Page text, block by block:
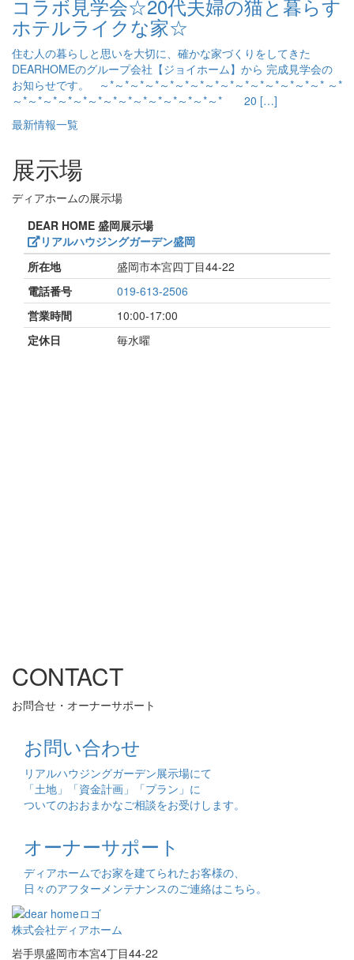
コラボ見学会☆20代夫婦の猫と暮らす
ホテルライクな家☆
住む人の暮らしと思いを大切に、確かな家づくりをしてきた
DEARHOMEのグループ会社【ジョイホーム】から 完成見学会の
お知らせです。 ～*～*～*～*～*～*～*～*～*～*～*～*～*～*～* ～*
～*～*～*～*～*～*～*～*～*～*～*～*～*～* 20 […]
最新情報一覧
展示場
ディアホームの展示場
DEAR HOME 盛岡展示場
リアルハウジングガーデン盛岡
所在地
盛岡市本宮四丁目44-22
電話番号
019-613-2506
営業時間
10:00-17:00
定休日
毎水曜
CONTACT
お問合せ・オーナーサポート
お問い合わせ
リアルハウジングガーデン展示場にて
「土地」「資金計画」「プラン」に
ついてのおおまかなご相談をお受けします。
オーナーサポート
ディアホームでお家を建てられたお客様の、
日々のアフターメンテナンスのご連絡はこちら。
株式会社ディアホーム
岩手県盛岡市本宮4丁目44-22